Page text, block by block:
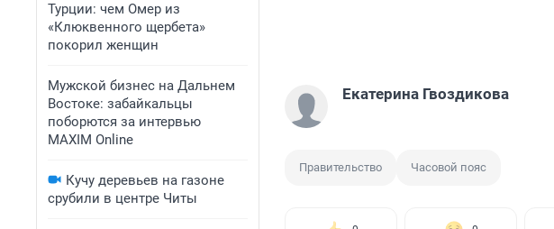
Турции: чем Омер из
«Клюквенного щербета»
покорил женщин
Мужской бизнес на Дальнем
Востоке: забайкальцы
поборются за интервью
MAXIM Online
Кучу деревьев на газоне
срубили в центре Читы
Екатерина Гвоздикова
Правительство Часовой пояс